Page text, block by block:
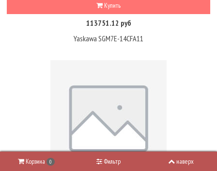
Купить
113751.12 руб
Yaskawa SGM7E-14CFA11
Корзина 0 Фильтр наверх